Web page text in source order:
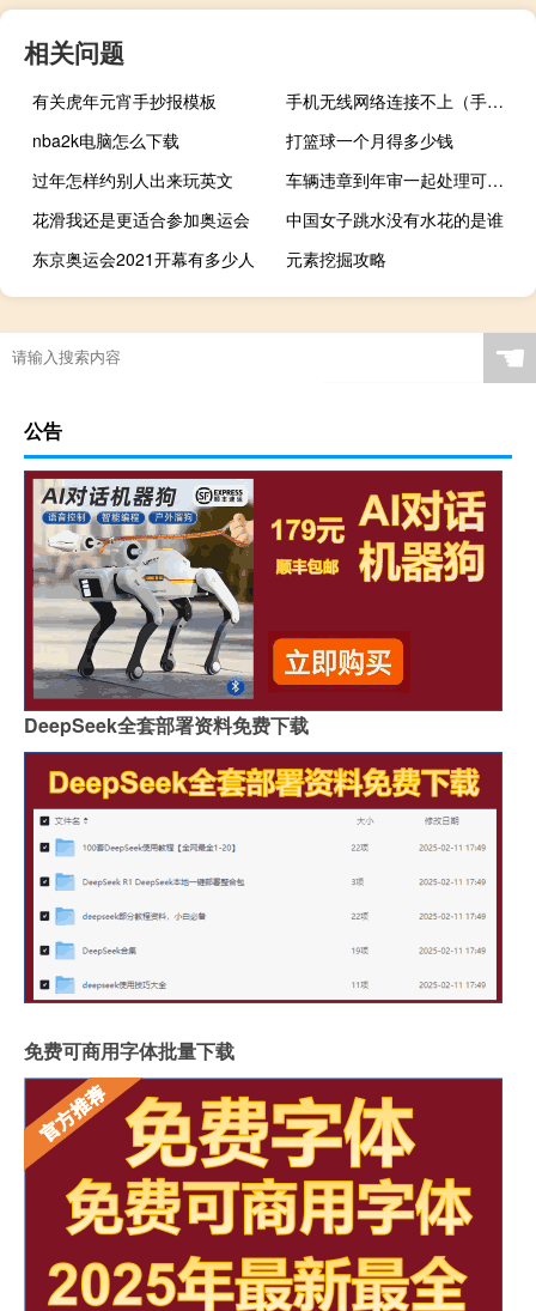
相关问题
有关虎年元宵手抄报模板
手机无线网络连接不上（手机无线网络连接不上）
nba2k电脑怎么下载
打篮球一个月得多少钱
过年怎样约别人出来玩英文
车辆违章到年审一起处理可以吗
花滑我还是更适合参加奥运会
中国女子跳水没有水花的是谁
东京奥运会2021开幕有多少人
元素挖掘攻略
☚
公告
DeepSeek全套部署资料免费下载
免费可商用字体批量下载